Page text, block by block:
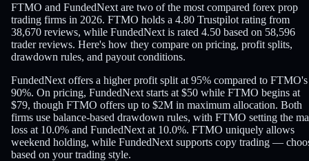
FTMO and FundedNext are two of the most compared forex prop
trading firms in 2026. FTMO holds a 4.80 Trustpilot rating from
38,670 reviews, while FundedNext is rated 4.50 based on 58,596
trader reviews. Here's how they compare on pricing, profit splits,
drawdown rules, and payout conditions.
FundedNext offers a higher profit split at 95% compared to FTMO's
90%. On pricing, FundedNext starts at $50 while FTMO begins at
$79, though FTMO offers up to $2M in maximum allocation. Both
firms use balance-based drawdown rules, with FTMO setting the
loss at 10.0% and FundedNext at 10.0%. FTMO uniquely allows
weekend holding, while FundedNext supports copy trading —
based on your trading style.